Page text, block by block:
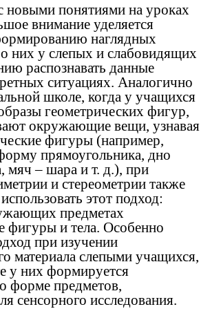
новыми понятиями на уроках
внимание уделяется
наглядных
них у слепых и слабовидящих
распознавать данные
ситуациях. Аналогично
школе, когда у учащихся
геометрических фигур,
окружающие вещи, узнавая
фигуры (например,
прямоугольника, дно
мяч – шара и т. д.), при
и стереометрии также
этот подход:
предметах
фигуры и тела. Особенно
при изучении
материала слепыми учащихся,
у них формируется
форме предметов,
сенсорного исследования.